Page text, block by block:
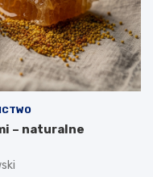
– naturalne